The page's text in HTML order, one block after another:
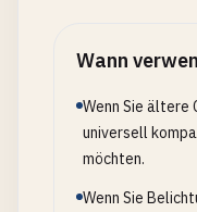
Wann
Wenn Sie ältere
universell
möchten.
Wenn Sie